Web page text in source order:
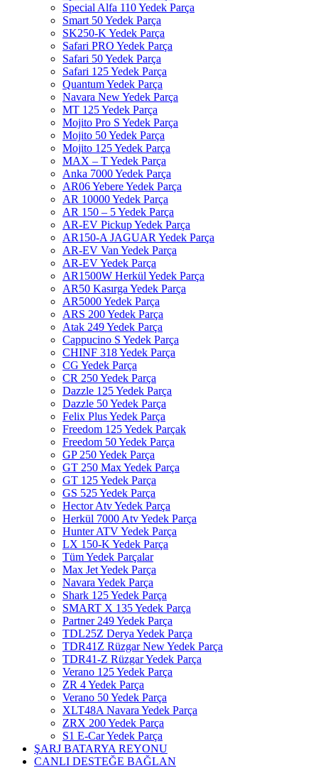
Special Alfa 110 Yedek Parça
Smart 50 Yedek Parça
SK250-K Yedek Parça
Safari PRO Yedek Parça
Safari 50 Yedek Parça
Safari 125 Yedek Parça
Quantum Yedek Parça
Navara New Yedek Parça
MT 125 Yedek Parça
Mojito Pro S Yedek Parça
Mojito 50 Yedek Parça
Mojito 125 Yedek Parça
MAX – T Yedek Parça
Anka 7000 Yedek Parça
AR06 Yebere Yedek Parça
AR 10000 Yedek Parça
AR 150 – 5 Yedek Parça
AR-EV Pickup Yedek Parça
AR150-A JAGUAR Yedek Parça
AR-EV Van Yedek Parça
AR-EV Yedek Parça
AR1500W Herkül Yedek Parça
AR50 Kasırga Yedek Parça
AR5000 Yedek Parça
ARS 200 Yedek Parça
Atak 249 Yedek Parça
Cappucino S Yedek Parça
CHINF 318 Yedek Parça
CG Yedek Parça
CR 250 Yedek Parça
Dazzle 125 Yedek Parça
Dazzle 50 Yedek Parça
Felix Plus Yedek Parça
Freedom 125 Yedek Parçak
Freedom 50 Yedek Parça
GP 250 Yedek Parça
GT 250 Max Yedek Parça
GT 125 Yedek Parça
GS 525 Yedek Parça
Hector Atv Yedek Parça
Herkül 7000 Atv Yedek Parça
Hunter ATV Yedek Parça
LX 150-K Yedek Parça
Tüm Yedek Parçalar
Max Jet Yedek Parça
Navara Yedek Parça
Shark 125 Yedek Parça
SMART X 135 Yedek Parça
Partner 249 Yedek Parça
TDL25Z Derya Yedek Parça
TDR41Z Rüzgar New Yedek Parça
TDR41-Z Rüzgar Yedek Parça
Verano 125 Yedek Parça
ZR 4 Yedek Parça
Verano 50 Yedek Parça
XLT48A Navara Yedek Parça
ZRX 200 Yedek Parça
S1 E-Car Yedek Parça
ŞARJ BATARYA REYONU
CANLI DESTEĞE BAĞLAN